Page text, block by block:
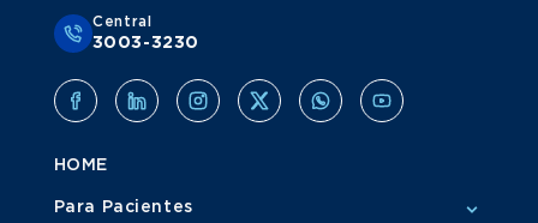
Central
3003-3230
HOME
Para Pacientes